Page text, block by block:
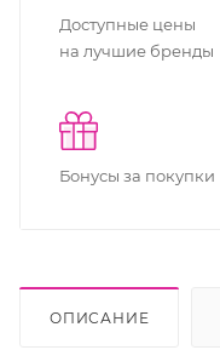
Доступные цены
на лучшие бренды
Бонусы за покупки
ОПИСАНИЕ